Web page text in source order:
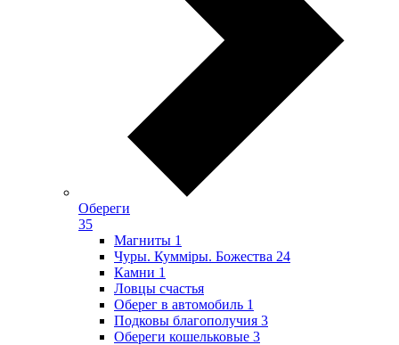
Обереги
35
Магниты 1
Чуры. Куммiры. Божества 24
Камни 1
Ловцы счастья
Оберег в автомобиль 1
Подковы благополучия 3
Обереги кошельковые 3